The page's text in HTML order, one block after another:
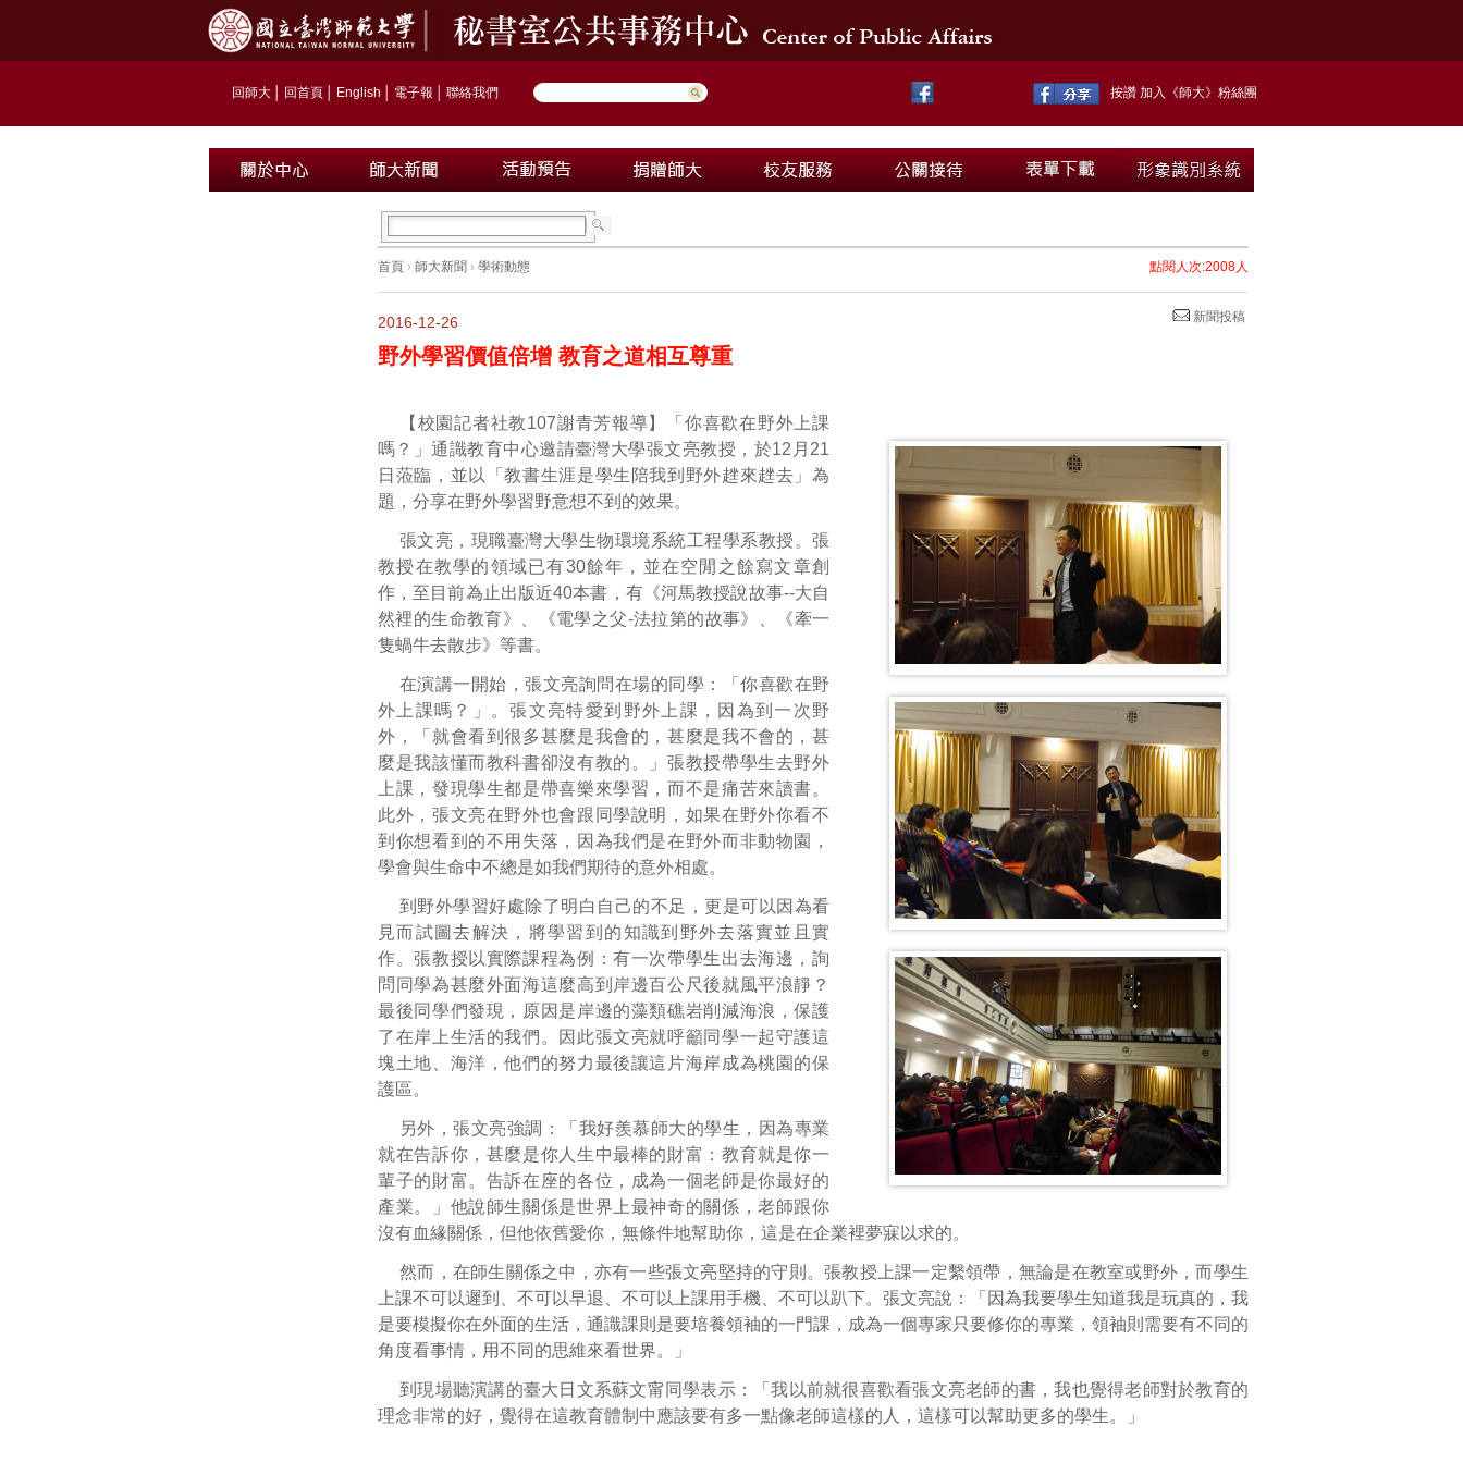
回師大 回首頁 English 電子報 聯絡我們 按讚 加入《師大》粉絲團
首頁 › 師大新聞 › 學術動態 點閱人次:2008人
新聞投稿
2016-12-26
野外學習價值倍增 教育之道相互尊重
【校園記者社教107謝青芳報導】「你喜歡在野外上課
嗎？」通識教育中心邀請臺灣大學張文亮教授，於12月21
日蒞臨，並以「教書生涯是學生陪我到野外趖來趖去」為
題，分享在野外學習野意想不到的效果。
張文亮，現職臺灣大學生物環境系統工程學系教授。張
教授在教學的領域已有30餘年，並在空閒之餘寫文章創
作，至目前為止出版近40本書，有《河馬教授說故事--大自
然裡的生命教育》、《電學之父-法拉第的故事》、《牽一
隻蝸牛去散步》等書。
在演講一開始，張文亮詢問在場的同學：「你喜歡在野
外上課嗎？」。張文亮特愛到野外上課，因為到一次野
外，「就會看到很多甚麼是我會的，甚麼是我不會的，甚
麼是我該懂而教科書卻沒有教的。」張教授帶學生去野外
上課，發現學生都是帶喜樂來學習，而不是痛苦來讀書。
此外，張文亮在野外也會跟同學說明，如果在野外你看不
到你想看到的不用失落，因為我們是在野外而非動物園，
學會與生命中不總是如我們期待的意外相處。
到野外學習好處除了明白自己的不足，更是可以因為看
見而試圖去解決，將學習到的知識到野外去落實並且實
作。張教授以實際課程為例：有一次帶學生出去海邊，詢
問同學為甚麼外面海這麼高到岸邊百公尺後就風平浪靜？
最後同學們發現，原因是岸邊的藻類礁岩削減海浪，保護
了在岸上生活的我們。因此張文亮就呼籲同學一起守護這
塊土地、海洋，他們的努力最後讓這片海岸成為桃園的保
護區。
另外，張文亮強調：「我好羨慕師大的學生，因為專業
就在告訴你，甚麼是你人生中最棒的財富：教育就是你一
輩子的財富。告訴在座的各位，成為一個老師是你最好的
產業。」他說師生關係是世界上最神奇的關係，老師跟你
沒有血緣關係，但他依舊愛你，無條件地幫助你，這是在企業裡夢寐以求的。
然而，在師生關係之中，亦有一些張文亮堅持的守則。張教授上課一定繫領帶，無論是在教室或野外，而學生
上課不可以遲到、不可以早退、不可以上課用手機、不可以趴下。張文亮說：「因為我要學生知道我是玩真的，我
是要模擬你在外面的生活，通識課則是要培養領袖的一門課，成為一個專家只要修你的專業，領袖則需要有不同的
角度看事情，用不同的思維來看世界。」
到現場聽演講的臺大日文系蘇文甯同學表示：「我以前就很喜歡看張文亮老師的書，我也覺得老師對於教育的
理念非常的好，覺得在這教育體制中應該要有多一點像老師這樣的人，這樣可以幫助更多的學生。」